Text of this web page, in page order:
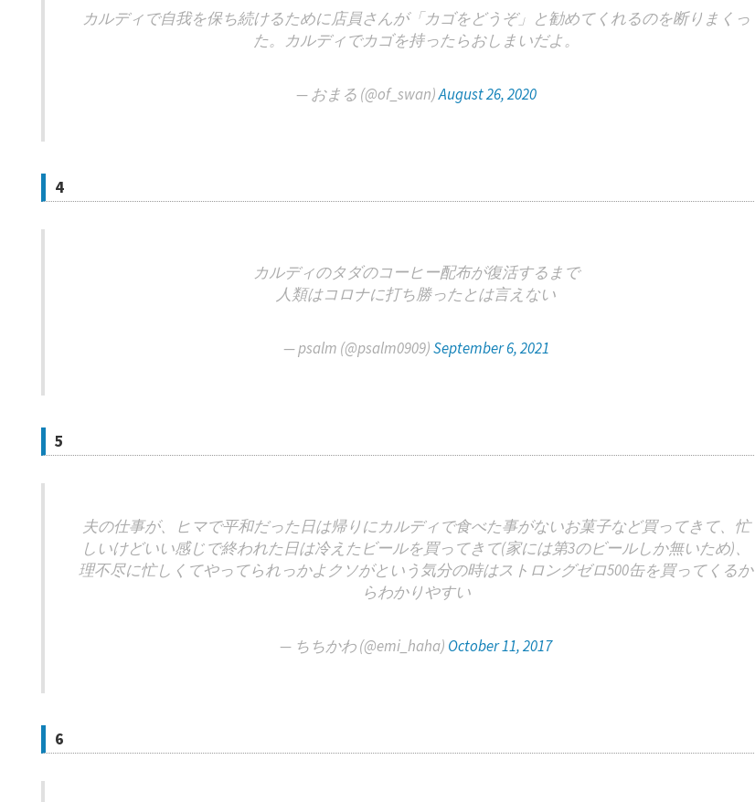
カルディで自我を保ち続けるために店員さんが「カゴをどうぞ」と勧めてくれるのを断りまくっ
た。カルディでカゴを持ったらおしまいだよ。
— おまる (@of_swan)August 26, 2020
4
カルディのタダのコーヒー配布が復活するまで
人類はコロナに打ち勝ったとは言えない
— psalm (@psalm0909)September 6, 2021
5
夫の仕事が、ヒマで平和だった日は帰りにカルディで食べた事がないお菓子など買ってきて、忙
しいけどいい感じで終われた日は冷えたビールを買ってきて(家には第3のビールしか無いため)、
理不尽に忙しくてやってられっかよクソがという気分の時はストロングゼロ500缶を買ってくるか
らわかりやすい
— ちちかわ (@emi_haha) October 11, 2017
6